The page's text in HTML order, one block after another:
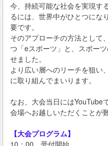
今、持続可能な社会を実現す
るには、世界中がひとつにな
要です。
そのアプローチの方法として
つ「eスポーツ」と、スポー
せました。
より広い層へのリーチを狙い
に取り組んでまいります。
なお、大会当日にはYouTube
会場へお越しいただくことが
【大会プログラム】